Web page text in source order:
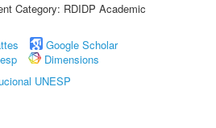
Category: RDIDP Academic
Google Scholar
Dimensions
UNESP